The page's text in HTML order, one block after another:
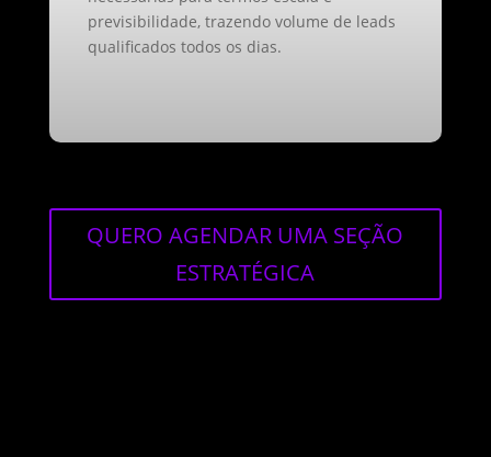
previsibilidade, trazendo volume de leads
qualificados todos os dias.
QUERO AGENDAR UMA SEÇÃO
ESTRATÉGICA